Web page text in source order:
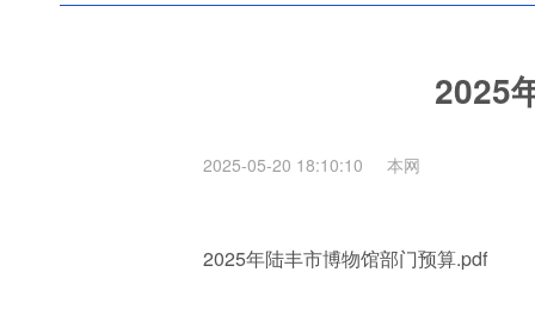
2025
2025-05-20 18:10:10 本网
2025年陆丰市博物馆部门预算.pdf